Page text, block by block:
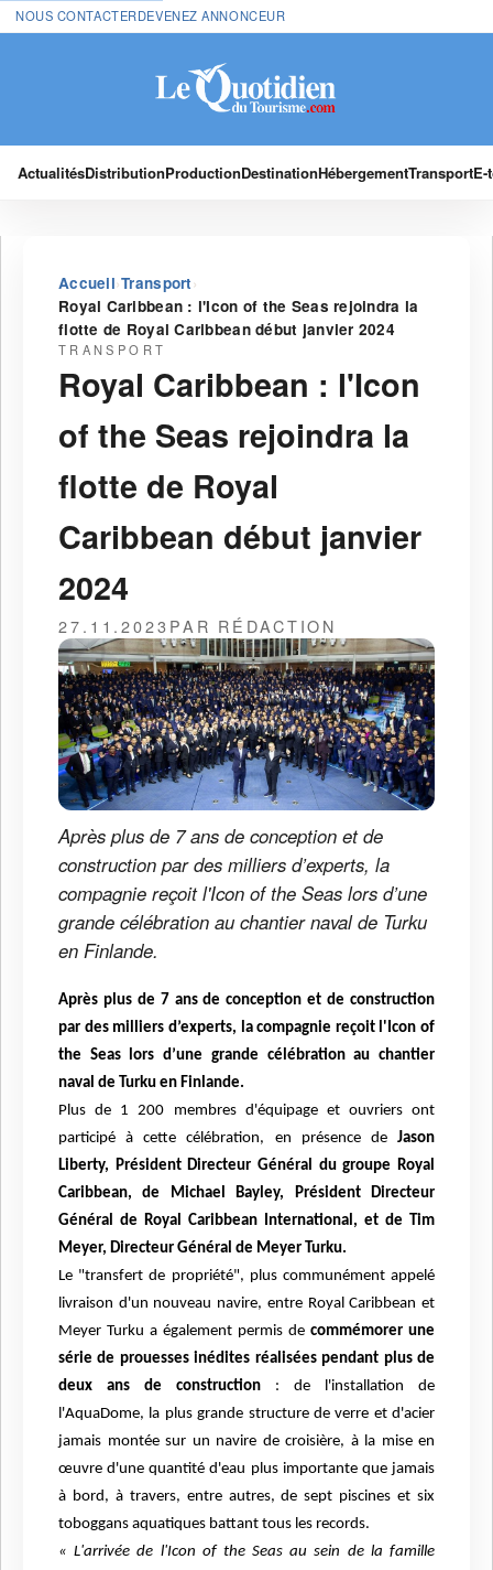
NOUS CONTACTERDEVENEZ ANNONCEUR
ActualitésDistributionProductionDestinationHébergementTransport
Accueil›Transport ›
Royal Caribbean : l'Icon of the Seas rejoindra la
flotte de Royal Caribbean début janvier 2024
TRANSPORT
Royal Caribbean : l'Icon
of the Seas rejoindra la
flotte de Royal
Caribbean début janvier
2024
27.11.2023PAR RÉDACTION
Après plus de 7 ans de conception et de
construction par des milliers d’experts, la
compagnie reçoit l'Icon of the Seas lors d’une
grande célébration au chantier naval de Turku
en Finlande.
Après plus de 7 ans de conception et de construction
par des milliers d’experts, la compagnie reçoit l'Icon of
the Seas lors d’une grande célébration au chantier
naval de Turku en Finlande.
Plus de 1 200 membres d'équipage et ouvriers ont
participé à cette célébration, en présence de Jason
Liberty, Président Directeur Général du groupe Royal
Caribbean, de Michael Bayley, Président Directeur
Général de Royal Caribbean International, et de Tim
Meyer, Directeur Général de Meyer Turku.
Le "transfert de propriété", plus communément appelé
livraison d'un nouveau navire, entre Royal Caribbean et
Meyer Turku a également permis de commémorer une
série de prouesses inédites réalisées pendant plus de
deux ans de construction : de l'installation de
l'AquaDome, la plus grande structure de verre et d'acier
jamais montée sur un navire de croisière, à la mise en
œuvre d'une quantité d'eau plus importante que jamais
à bord, à travers, entre autres, de sept piscines et six
toboggans aquatiques battant tous les records.
« L'arrivée de l'Icon of the Seas au sein de la famille